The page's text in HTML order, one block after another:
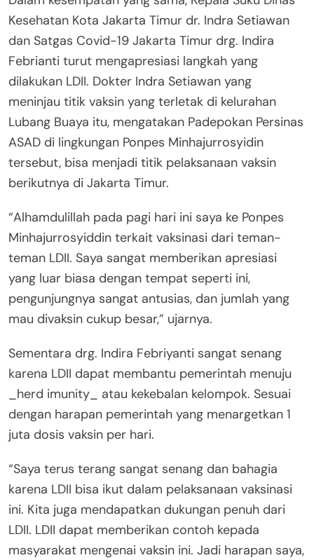
Kesehatan Kota Jakarta Timur dr. Indra Setiawan
dan Satgas Covid-19 Jakarta Timur drg. Indira
Febrianti turut mengapresiasi langkah yang
dilakukan LDII. Dokter Indra Setiawan yang
meninjau titik vaksin yang terletak di kelurahan
Lubang Buaya itu, mengatakan Padepokan Persinas
ASAD di lingkungan Ponpes Minhajurrosyidin
tersebut, bisa menjadi titik pelaksanaan vaksin
berikutnya di Jakarta Timur.
“Alhamdulillah pada pagi hari ini saya ke Ponpes
Minhajurrosyiddin terkait vaksinasi dari teman-
teman LDII. Saya sangat memberikan apresiasi
yang luar biasa dengan tempat seperti ini,
pengunjungnya sangat antusias, dan jumlah yang
mau divaksin cukup besar,” ujarnya.
Sementara drg. Indira Febriyanti sangat senang
karena LDII dapat membantu pemerintah menuju
_herd imunity_ atau kekebalan kelompok. Sesuai
dengan harapan pemerintah yang menargetkan 1
juta dosis vaksin per hari.
“Saya terus terang sangat senang dan bahagia
karena LDII bisa ikut dalam pelaksanaan vaksinasi
ini. Kita juga mendapatkan dukungan penuh dari
LDII. LDII dapat memberikan contoh kepada
masyarakat mengenai vaksin ini. Jadi harapan saya,